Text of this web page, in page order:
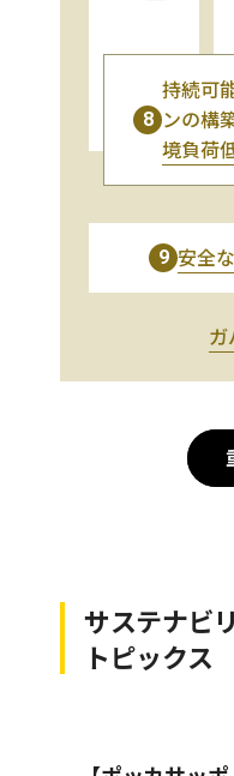
8
持続可
ンの構
境負荷
9 安全
ガ
サステナビ
トピックス